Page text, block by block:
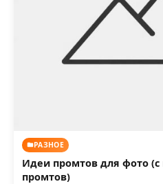
РАЗНОЕ
Идеи промтов для фото
промтов)